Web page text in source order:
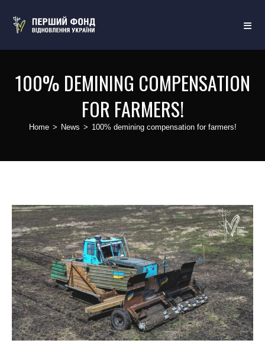
100% DEMINING COMPENSATION
FOR FARMERS!
Home > News > 100% demining compensation for farmers!